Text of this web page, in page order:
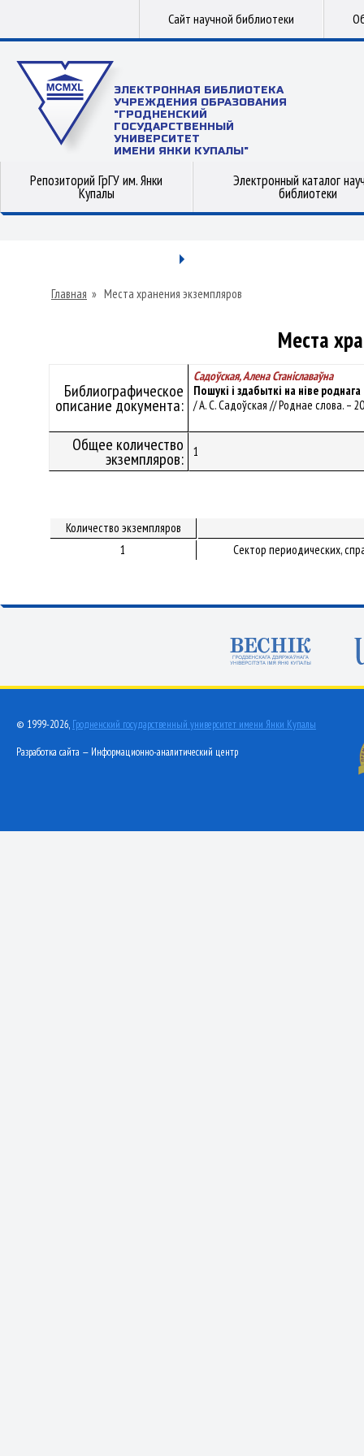
Сайт научной библиотеки
ЭЛЕКТРОННАЯ БИБЛИОТЕКА
УЧРЕЖДЕНИЯ ОБРАЗОВАНИЯ
"ГРОДНЕНСКИЙ
ГОСУДАРСТВЕННЫЙ
УНИВЕРСИТЕТ
ИМЕНИ ЯНКИ КУПАЛЫ"
Репозиторий ГрГУ им. Янки
Купалы
Электронный каталог
библиотеки
Главная » Места хранения экземпляров
Места
Библиографическое
описание документа:
Садоўская, Алена Станiславаўна
Пошукі і здабыткі на ніве
/ А. С. Садоўская // Роднае слова. –
Общее количество
экземпляров: 1
Количество экземпляров
1
Сектор периодических,
© 1999-2026, Гродненский государственный университет имени Янки Купалы
Разработка сайта — Информационно-аналитический центр